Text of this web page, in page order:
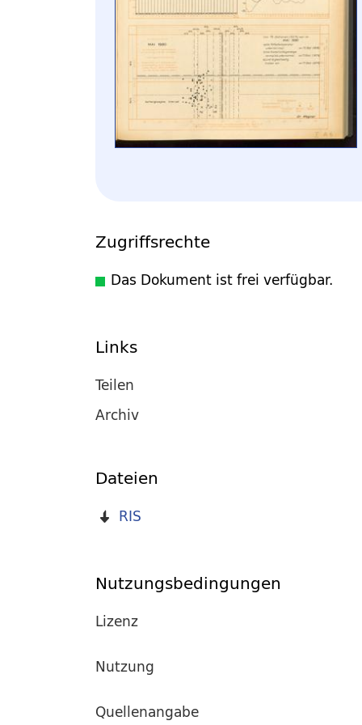
Zugriffsrechte
Das Dokument ist frei verfügbar.
Links
Teilen
Archiv
Dateien
RIS
Nutzungsbedingungen
Lizenz
Nutzung
Quellenangabe